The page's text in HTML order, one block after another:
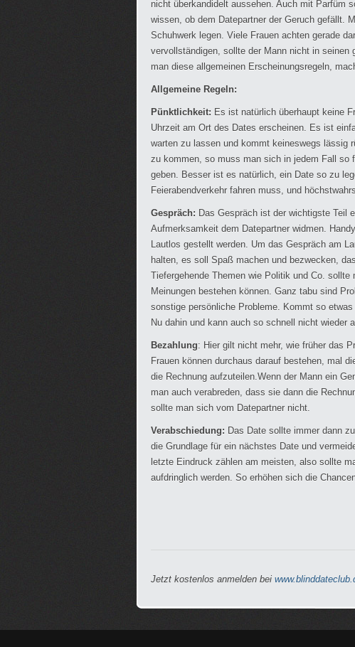
nicht überkandidelt aussehen. Auch mit Parfüm
wissen, ob dem Datepartner der Geruch gefällt.
Schuhwerk legen. Viele Frauen achten gerade
vervollständigen, sollte der Mann nicht in
man diese allgemeinen Erscheinungsregeln,
Allgemeine Regeln:
Pünktlichkeit: Es ist natürlich überhaupt keine
Uhrzeit am Ort des Dates erscheinen. Es ist
warten zu lassen und kommt keineswegs lässig
zu kommen, so muss man sich in jedem Fall so
geben. Besser ist es natürlich, ein Date so zu
Feierabendverkehr fahren muss, und
Gespräch: Das Gespräch ist der wichtigste Teil
Aufmerksamkeit dem Datepartner widmen.
Lautlos gestellt werden. Um das Gespräch am
halten, es soll Spaß machen und bezwecken,
Tiefergehende Themen wie Politik und Co.
Meinungen bestehen können. Ganz tabu sind
sonstige persönliche Probleme. Kommt so
Nu dahin und kann auch so schnell nicht wieder
Bezahlung: Hier gilt nicht mehr, wie früher das
Frauen können durchaus darauf bestehen, mal
die Rechnung aufzuteilen.Wenn der Mann ein
man auch verabreden, dass sie dann die
sollte man sich vom Datepartner nicht.
Verabschiedung: Das Date sollte immer dann
die Grundlage für ein nächstes Date und
letzte Eindruck zählen am meisten, also sollte
aufdringlich werden. So erhöhen sich die
Jetzt kostenlos anmelden bei